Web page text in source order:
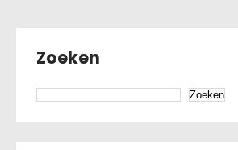
Zoeken
Zoeken